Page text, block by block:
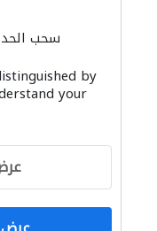
سحب
الديكور
by
your